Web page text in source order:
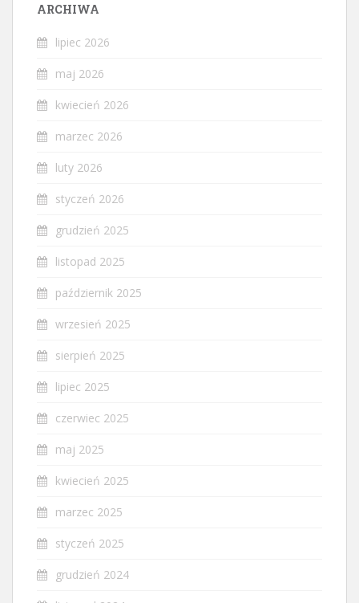
ARCHIWA
lipiec 2026
maj 2026
kwiecień 2026
marzec 2026
luty 2026
styczeń 2026
grudzień 2025
listopad 2025
październik 2025
wrzesień 2025
sierpień 2025
lipiec 2025
czerwiec 2025
maj 2025
kwiecień 2025
marzec 2025
styczeń 2025
grudzień 2024